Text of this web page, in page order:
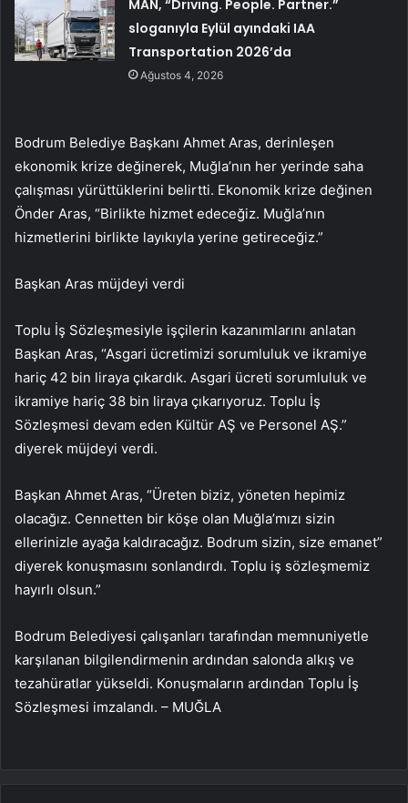
MAN, “Driving. People. Partner.”
sloganıyla Eylül ayındaki IAA
Transportation 2026’da
Ağustos 4, 2026
Bodrum Belediye Başkanı Ahmet Aras, derinleşen
ekonomik krize değinerek, Muğla’nın her yerinde saha
çalışması yürüttüklerini belirtti. Ekonomik krize değinen
Önder Aras, “Birlikte hizmet edeceğiz. Muğla’nın
hizmetlerini birlikte layıkıyla yerine getireceğiz.”
Başkan Aras müjdeyi verdi
Toplu İş Sözleşmesiyle işçilerin kazanımlarını anlatan
Başkan Aras, “Asgari ücretimizi sorumluluk ve ikramiye
hariç 42 bin liraya çıkardık. Asgari ücreti sorumluluk ve
ikramiye hariç 38 bin liraya çıkarıyoruz. Toplu İş
Sözleşmesi devam eden Kültür AŞ ve Personel AŞ.”
diyerek müjdeyi verdi.
Başkan Ahmet Aras, “Üreten biziz, yöneten hepimiz
olacağız. Cennetten bir köşe olan Muğla’mızı sizin
ellerinizle ayağa kaldıracağız. Bodrum sizin, size emanet”
diyerek konuşmasını sonlandırdı. Toplu iş sözleşmemiz
hayırlı olsun.”
Bodrum Belediyesi çalışanları tarafından memnuniyetle
karşılanan bilgilendirmenin ardından salonda alkış ve
tezahüratlar yükseldi. Konuşmaların ardından Toplu İş
Sözleşmesi imzalandı. – MUĞLA